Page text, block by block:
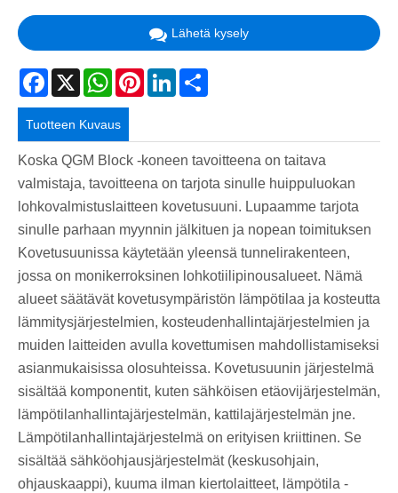
Lähetä kysely
Facebook
X WhatsAppPinterestLinkedIn
Tuotteen Kuvaus
Koska QGM Block -koneen tavoitteena on taitava
valmistaja, tavoitteena on tarjota sinulle huippuluokan
lohkovalmistuslaitteen kovetusuuni. Lupaamme tarjota
sinulle parhaan myynnin jälkituen ja nopean toimituksen
Kovetusuunissa käytetään yleensä tunnelirakenteen,
jossa on monikerroksinen lohkotiilipinousalueet. Nämä
alueet säätävät kovetusympäristön lämpötilaa ja kosteutta
lämmitysjärjestelmien, kosteudenhallintajärjestelmien ja
muiden laitteiden avulla kovettumisen mahdollistamiseksi
asianmukaisissa olosuhteissa. Kovetusuunin järjestelmä
sisältää komponentit, kuten sähköisen etäovijärjestelmän,
lämpötilanhallintajärjestelmän, kattilajärjestelmän jne.
Lämpötilanhallintajärjestelmä on erityisen kriittinen. Se
sisältää sähköohjausjärjestelmät (keskusohjain,
ohjauskaappi), kuuma ilman kiertolaitteet, lämpötila -